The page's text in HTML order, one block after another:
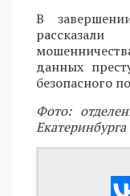
В
данных
безопасного
Фото:
Екатеринбурга